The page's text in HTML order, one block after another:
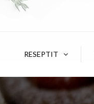
RESEPTIT